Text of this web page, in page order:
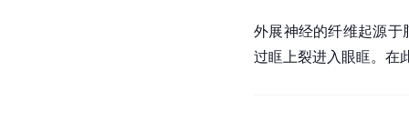
外展神经的纤维起源于
过眶上裂进入眼眶。在